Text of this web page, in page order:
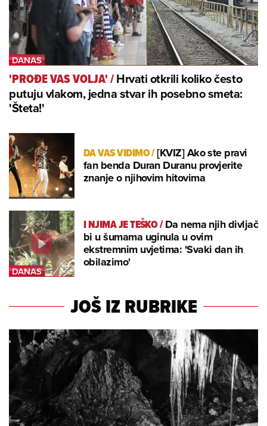
'PROĐE VAS VOLJA'/Hrvati otkrili koliko često
putuju vlakom, jedna stvar ih posebno smeta:
'Šteta!'
DA VAS VIDIMO/[KVIZ] Ako ste pravi
fan benda Duran Duranu provjerite
znanje o njihovim hitovima
I NJIMA JE TEŠKO/Da nema njih divljač
bi u šumama uginula u ovim
ekstremnim uvjetima: 'Svaki dan ih
obilazimo'
JOŠ IZ RUBRIKE